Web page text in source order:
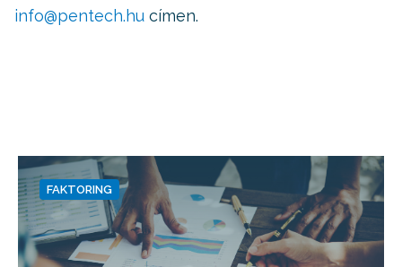
info@pentech.hu címen.
FAKTORING